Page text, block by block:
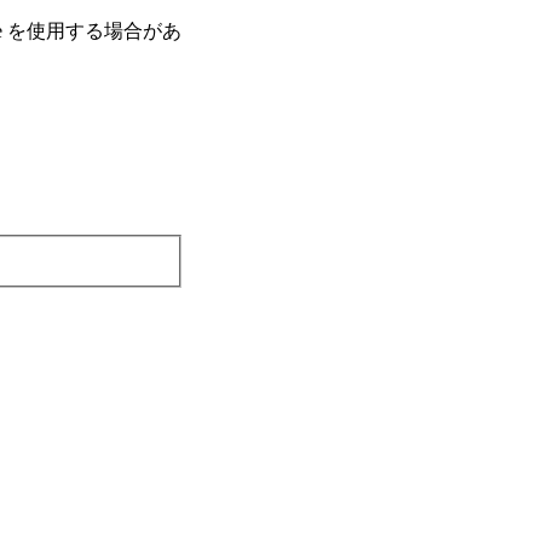
使⽤する場合があ